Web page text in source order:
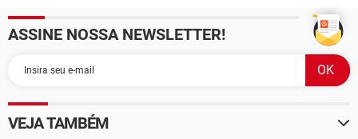
ASSINE NOSSA NEWSLETTER!
VEJA TAMBÉM